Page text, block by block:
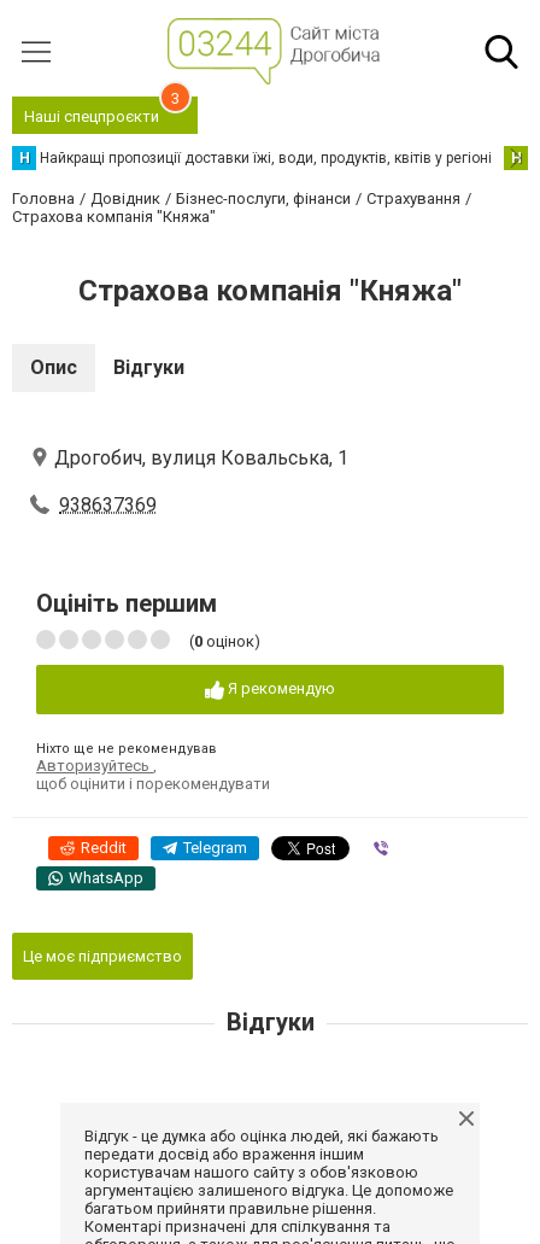
Наші спецпроєкти
3
Н Найкращі пропозиції доставки їжі, води, продуктів, квітів у регіоні Н
Головна Довідник Бізнес-послуги, фінанси
Страхування
Страхова компанія "Княжа"
Страхова компанія "Княжа"
Опис Відгуки
Дрогобич, вулиця Ковальська, 1
938637369
Оцініть першим
(0 оцінок)
Я рекомендую
Ніхто ще не рекомендував
Авторизуйтесь
щоб оцінити і порекомендувати
Reddit Telegram
WhatsApp
Це моє підприємство
Відгуки
Відгук - це думка або оцінка людей, які бажають
передати досвід або враження іншим
користувачам нашого сайту з обов'язковою
аргументацією залишеного відгука. Це допоможе
багатьом прийняти правильне рішення.
Коментарі призначені для спілкування та